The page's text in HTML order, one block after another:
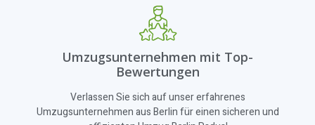
Umzugsunternehmen mit Top-
Bewertungen
Verlassen Sie sich auf unser erfahrenes
Umzugsunternehmen aus Berlin für einen sicheren und